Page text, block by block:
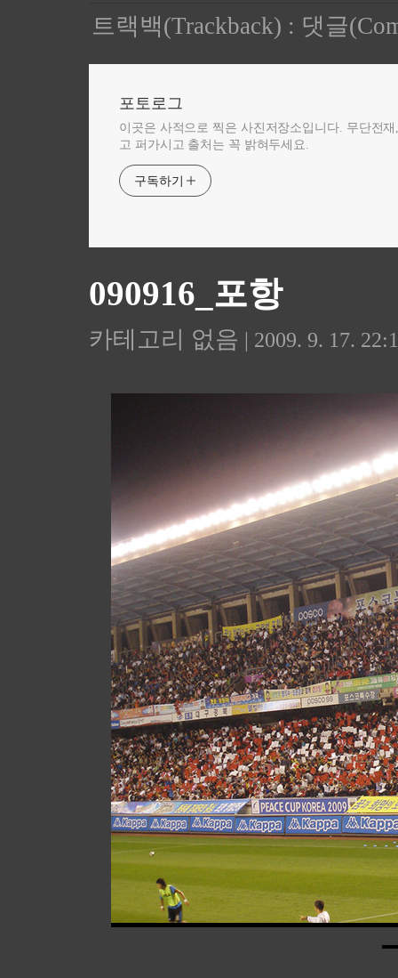
트랙백(Trackback) : 댓글
포토로그
이곳은 사적으로 찍은 사진저장소입니다. 무단전
고 퍼가시고 출처는 꼭 밝혀두세요.
구독하기
090916_포항
카테고리 없음 | 2009. 9. 17.